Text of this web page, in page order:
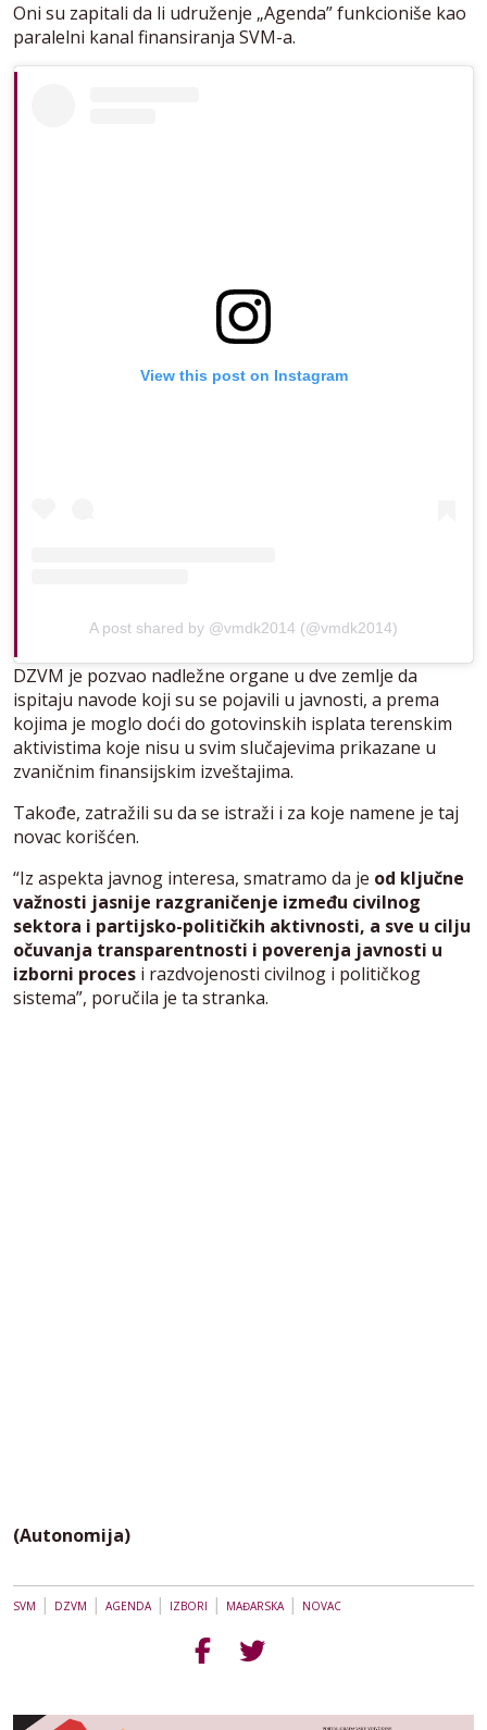
Oni su zapitali da li udruženje „Agenda” funkcioniše kao
paralelni kanal finansiranja SVM-a.
View this post on Instagram
A post shared by @vmdk2014 (@vmdk2014)
DZVM je pozvao nadležne organe u dve zemlje da
ispitaju navode koji su se pojavili u javnosti, a prema
kojima je moglo doći do gotovinskih isplata terenskim
aktivistima koje nisu u svim slučajevima prikazane u
zvaničnim finansijskim izveštajima.
Takođe, zatražili su da se istraži i za koje namene je taj
novac korišćen.
“Iz aspekta javnog interesa, smatramo da je od ključne
važnosti jasnije razgraničenje između civilnog
sektora i partijsko-političkih aktivnosti, a sve u cilju
očuvanja transparentnosti i poverenja javnosti u
izborni proces i razdvojenosti civilnog i političkog
sistema”, poručila je ta stranka.
(Autonomija)
SVM | DZVM | AGENDA| IZBORI | MAĐARSKA| NOVAC